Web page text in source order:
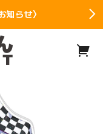
知らせ〉